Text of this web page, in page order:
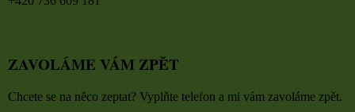
ZAVOLÁME VÁM ZPĚT
Chcete se na něco zeptat? Vyplňte telefon a mi vám zavoláme zpět.